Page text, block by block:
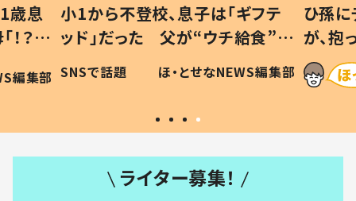
歳息
？」
編集部
小1から不登校、息子は「ギフテ
ッド」だった 父が“ウチ給食”を
作り続ける理由とは #令和の親
#令和の子
SNSで話題 ほ・とせなNEWS編集部
ひ孫
が、
「涙が
い」
ライター募集！